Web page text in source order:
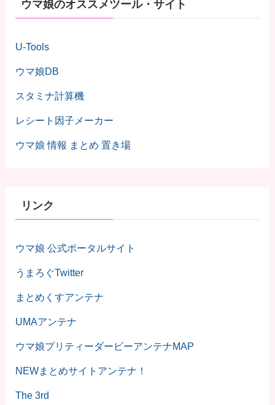
ウマ娘のオススメツール・サイト
U-Tools
ウマ娘DB
スタミナ計算機
レシート因子メーカー
ウマ娘 情報 まとめ 置き場
リンク
ウマ娘 公式ポータルサイト
うまろぐTwitter
まとめくすアンテナ
UMAアンテナ
ウマ娘プリティーダービーアンテナMAP
NEWまとめサイトアンテナ！
The 3rd